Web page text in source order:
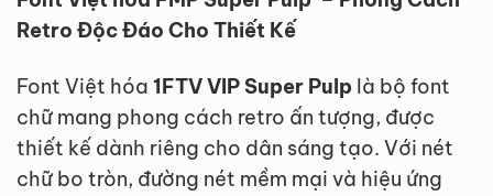
Retro Độc Đáo Cho Thiết Kế
Font Việt hóa 1FTV VIP Super Pulp là bộ font
chữ mang phong cách retro ấn tượng, được
thiết kế dành riêng cho dân sáng tạo. Với nét
chữ bo tròn, đường nét mềm mại và hiệu ứng